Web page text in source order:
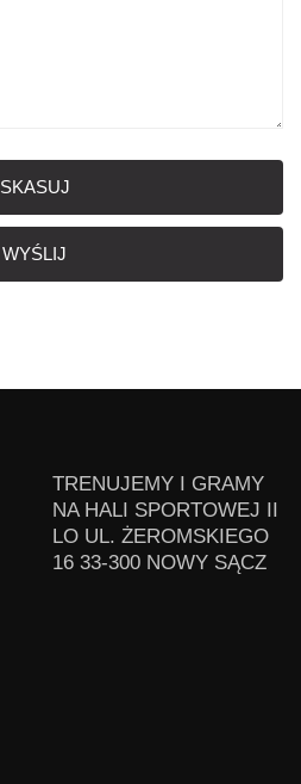
SKASUJ
WYŚLIJ
TRENUJEMY I GRAMY
NA HALI SPORTOWEJ II
LO UL. ŻEROMSKIEGO
16 33-300 NOWY SĄCZ